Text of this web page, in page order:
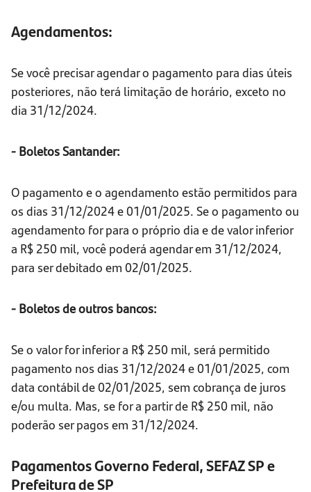
Agendamentos:
Se você precisar agendar o pagamento para dias úteis
posteriores, não terá limitação de horário, exceto no
dia 31/12/2024.
- Boletos Santander:
O pagamento e o agendamento estão permitidos para
os dias 31/12/2024 e 01/01/2025. Se o pagamento ou
agendamento for para o próprio dia e de valor inferior
a R$ 250 mil, você poderá agendar em 31/12/2024,
para ser debitado em 02/01/2025.
- Boletos de outros bancos:
Se o valor for inferior a R$ 250 mil, será permitido
pagamento nos dias 31/12/2024 e 01/01/2025, com
data contábil de 02/01/2025, sem cobrança de juros
e/ou multa. Mas, se for a partir de R$ 250 mil, não
poderão ser pagos em 31/12/2024.
Pagamentos Governo Federal, SEFAZ SP e
Prefeitura de SP